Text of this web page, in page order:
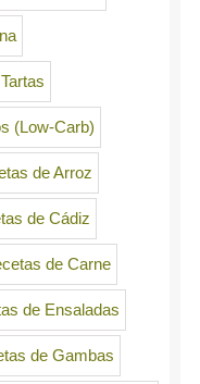
(Low-Carb)
de Arroz
de Cádiz
de Carne
de Ensaladas
de Gambas